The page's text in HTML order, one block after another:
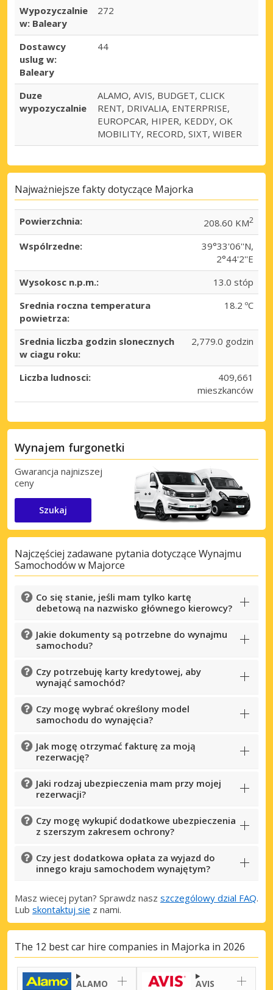
Wypozyczalnie
w: Baleary
272
Dostawcy
uslug w:
Baleary
44
Duze
wypozyczalnie
ALAMO, AVIS, BUDGET, CLICK
RENT, DRIVALIA, ENTERPRISE,
EUROPCAR, HIPER, KEDDY, OK
MOBILITY, RECORD, SIXT, WIBER
Najważniejsze fakty dotyczące Majorka
Powierzchnia: 208.60 KM2
Wspólrzedne:
39°33'06''N,
2°44'2''E
Wysokosc n.p.m.:
13.0 stóp
Srednia roczna temperatura
powietrza:
18.2 ºC
Srednia liczba godzin slonecznych
w ciagu roku:
2,779.0 godzin
Liczba ludnosci:
409,661
mieszkanców
Wynajem furgonetki
Gwarancja najnizszej
ceny
Szukaj
Najczęściej zadawane pytania dotyczące Wynajmu
Samochodów w Majorce
Co się stanie, jeśli mam tylko kartę
debetową na nazwisko głównego kierowcy?
Jakie dokumenty są potrzebne do wynajmu
samochodu?
Czy potrzebuję karty kredytowej, aby
wynająć samochód?
Czy mogę wybrać określony model
samochodu do wynajęcia?
Jak mogę otrzymać fakturę za moją
rezerwację?
Jaki rodzaj ubezpieczenia mam przy mojej
rezerwacji?
Czy mogę wykupić dodatkowe ubezpieczenia
z szerszym zakresem ochrony?
Czy jest dodatkowa opłata za wyjazd do
innego kraju samochodem wynajętym?
Masz wiecej pytan? Sprawdz nasz szczególowy dzial FAQ.
Lub skontaktuj sie z nami.
The 12 best car hire companies in Majorka in 2026
ALAMO AVIS
Najlepsze oszczędności
Uzyskaj dostęp do ekskluzywnych ofert
partnerów
Zaloguj się przez eLink